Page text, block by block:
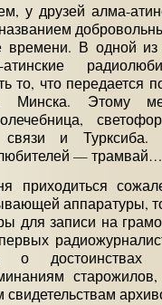
у друзей алма-
времени. В одной из
атинские
то, что передается
Минска. Этому
и Турксиба.
—
приходиться
аппаратуры,
для записи на
о
свидетельствам